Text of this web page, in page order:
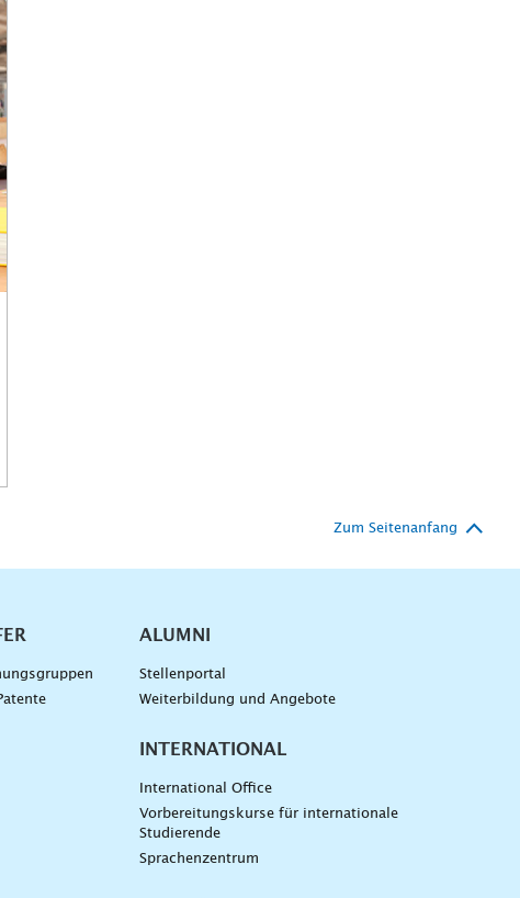
Zum Seitenanfang
ALUMNI
Stellenportal
Weiterbildung und Angebote
INTERNATIONAL
International Office
Vorbereitungskurse für internationale
Studierende
Sprachenzentrum